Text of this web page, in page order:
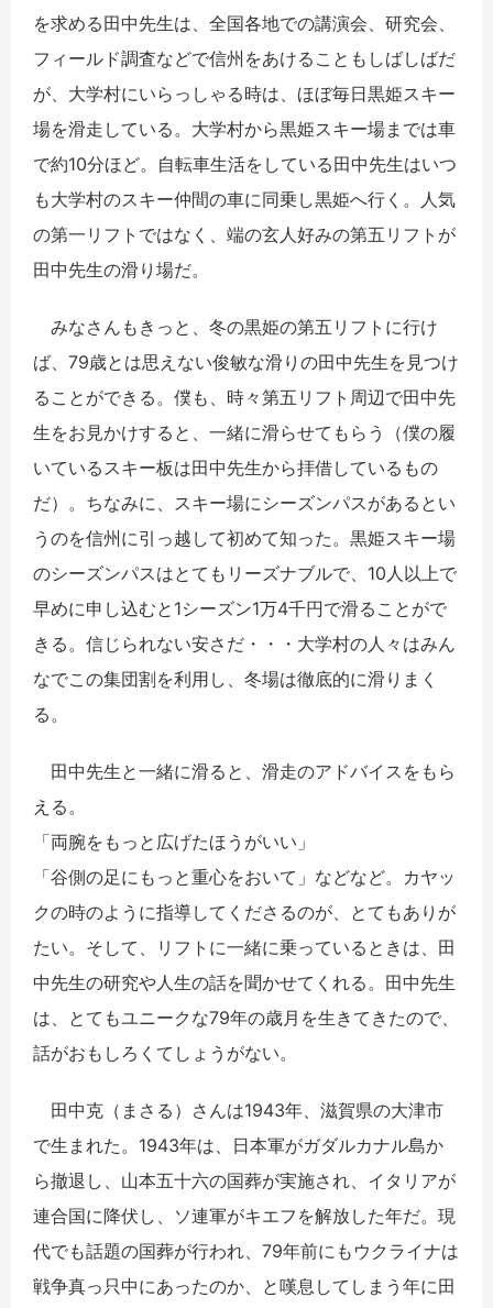
を求める田中先生は、全国各地での講演会、研究会、
フィールド調査などで信州をあけることもしばしばだ
が、大学村にいらっしゃる時は、ほぼ毎日黒姫スキー
場を滑走している。大学村から黒姫スキー場までは車
で約10分ほど。自転車生活をしている田中先生はいつ
も大学村のスキー仲間の車に同乗し黒姫へ行く。人気
の第一リフトではなく、端の玄人好みの第五リフトが
田中先生の滑り場だ。
みなさんもきっと、冬の黒姫の第五リフトに行け
ば、79歳とは思えない俊敏な滑りの田中先生を見つけ
ることができる。僕も、時々第五リフト周辺で田中先
生をお見かけすると、一緒に滑らせてもらう（僕の履
いているスキー板は田中先生から拝借しているもの
だ）。ちなみに、スキー場にシーズンパスがあるとい
うのを信州に引っ越して初めて知った。黒姫スキー場
のシーズンパスはとてもリーズナブルで、10人以上で
早めに申し込むと1シーズン1万4千円で滑ることがで
きる。信じられない安さだ・・・大学村の人々はみん
なでこの集団割を利用し、冬場は徹底的に滑りまく
る。
田中先生と一緒に滑ると、滑走のアドバイスをもら
える。
「両腕をもっと広げたほうがいい」
「谷側の足にもっと重心をおいて」などなど。カヤッ
クの時のように指導してくださるのが、とてもありが
たい。そして、リフトに一緒に乗っているときは、田
中先生の研究や人生の話を聞かせてくれる。田中先生
は、とてもユニークな79年の歳月を生きてきたので、
話がおもしろくてしょうがない。
田中克（まさる）さんは1943年、滋賀県の大津市
で生まれた。1943年は、日本軍がガダルカナル島か
ら撤退し、山本五十六の国葬が実施され、イタリアが
連合国に降伏し、ソ連軍がキエフを解放した年だ。現
代でも話題の国葬が行われ、79年前にもウクライナは
戦争真っ只中にあったのか、と嘆息してしまう年に田